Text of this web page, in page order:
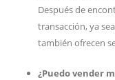
Después de
transacción, ya
también ofrecen
¿Puedo vender